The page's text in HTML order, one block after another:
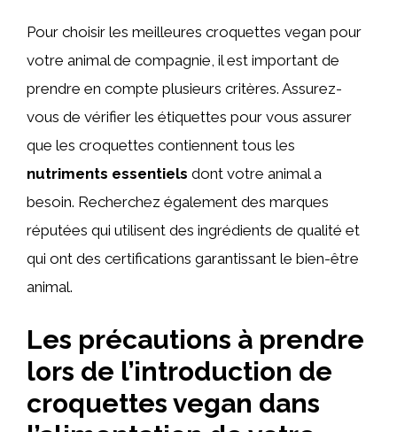
Pour choisir les meilleures croquettes vegan pour
votre animal de compagnie, il est important de
prendre en compte plusieurs critères. Assurez-
vous de vérifier les étiquettes pour vous assurer
que les croquettes contiennent tous les
nutriments essentiels dont votre animal a
besoin. Recherchez également des marques
réputées qui utilisent des ingrédients de qualité et
qui ont des certifications garantissant le bien-être
animal.
Les précautions à prendre
lors de l’introduction de
croquettes vegan dans